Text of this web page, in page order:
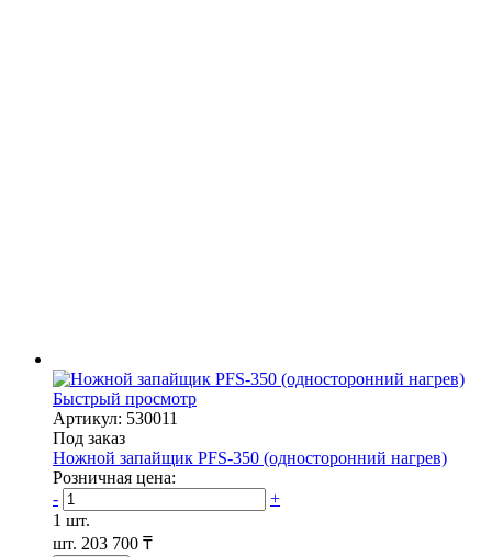
Быстрый просмотр
Артикул: 530011
Под заказ
Ножной запайщик PFS-350 (односторонний нагрев)
Розничная цена:
-
+
1 шт.
шт. 203 700 ₸